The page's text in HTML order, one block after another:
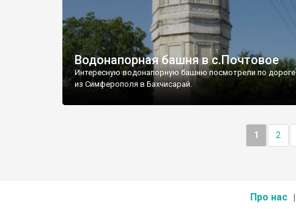
Водонапорная башня в с.Почтовое
Интересную водонапорную башню посмотрели по дороге
из Симферополя в Бахчисарай.
1 2
Про нас